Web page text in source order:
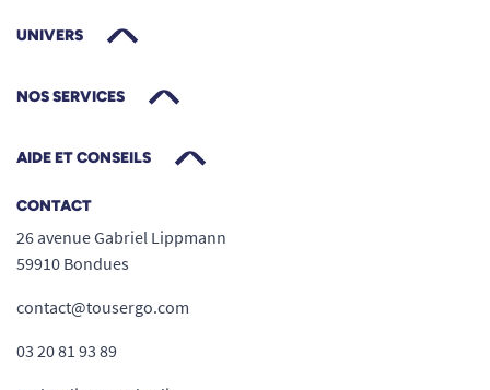
UNIVERS
NOS SERVICES
AIDE ET CONSEILS
CONTACT
26 avenue Gabriel Lippmann
59910 Bondues
contact@tousergo.com
03 20 81 93 89